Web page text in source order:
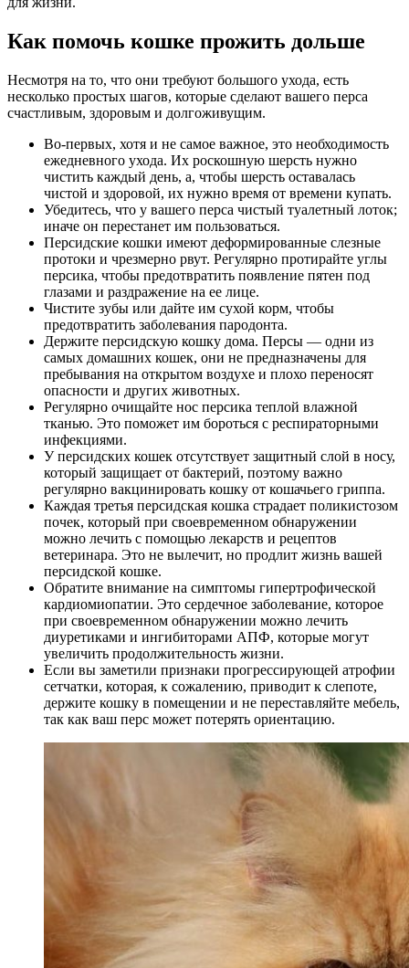
Как помочь кошке прожить дольше
Несмотря на то, что они требуют большого ухода, есть
несколько простых шагов, которые сделают вашего перса
счастливым, здоровым и долгоживущим.
Во-первых, хотя и не самое важное, это необходимость
ежедневного ухода. Их роскошную шерсть нужно
чистить каждый день, а, чтобы шерсть оставалась
чистой и здоровой, их нужно время от времени купать.
Убедитесь, что у вашего перса чистый туалетный лоток;
иначе он перестанет им пользоваться.
Персидские кошки имеют деформированные слезные
протоки и чрезмерно рвут. Регулярно протирайте углы
персика, чтобы предотвратить появление пятен под
глазами и раздражение на ее лице.
Чистите зубы или дайте им сухой корм, чтобы
предотвратить заболевания пародонта.
Держите персидскую кошку дома. Персы — одни из
самых домашних кошек, они не предназначены для
пребывания на открытом воздухе и плохо переносят
опасности и других животных.
Регулярно очищайте нос персика теплой влажной
тканью. Это поможет им бороться с респираторными
инфекциями.
У персидских кошек отсутствует защитный слой в носу,
который защищает от бактерий, поэтому важно
регулярно вакцинировать кошку от кошачьего гриппа.
Каждая третья персидская кошка страдает поликистозом
почек, который при своевременном обнаружении
можно лечить с помощью лекарств и рецептов
ветеринара. Это не вылечит, но продлит жизнь вашей
персидской кошке.
Обратите внимание на симптомы гипертрофической
кардиомиопатии. Это сердечное заболевание, которое
при своевременном обнаружении можно лечить
диуретиками и ингибиторами АПФ, которые могут
увеличить продолжительность жизни.
Если вы заметили признаки прогрессирующей атрофии
сетчатки, которая, к сожалению, приводит к слепоте,
держите кошку в помещении и не переставляйте мебель,
так как ваш перс может потерять ориентацию.